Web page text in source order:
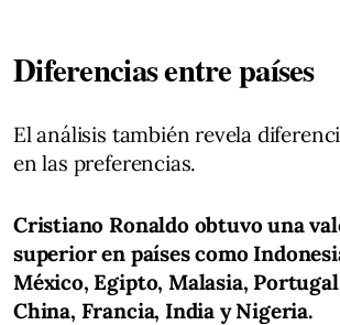
Diferencias entre países
El análisis también revela
en las preferencias.
Cristiano Ronaldo obtuvo una
superior en países como
México, Egipto, Malasia,
China, Francia, India y Nigeria.